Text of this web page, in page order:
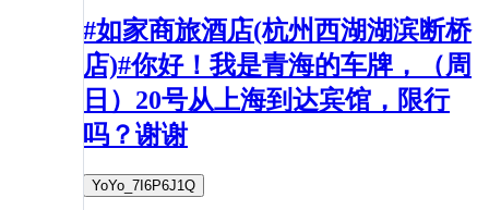
#如家商旅酒店(杭州西湖湖滨断桥
店)#你好！我是青海的车牌，（周
日）20号从上海到达宾馆，限行
吗？谢谢
YoYo_7I6P6J1Q